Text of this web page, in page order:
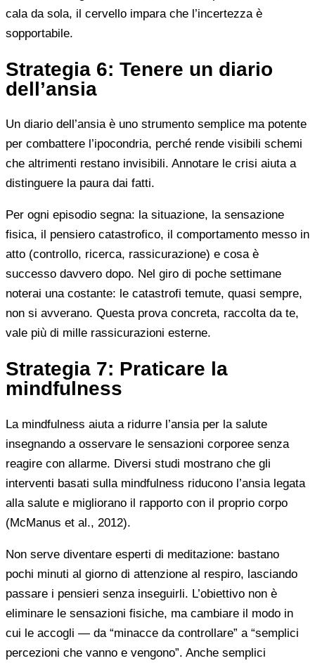
cala da sola, il cervello impara che l’incertezza è
sopportabile.
Strategia 6: Tenere un diario
dell’ansia
Un diario dell’ansia è uno strumento semplice ma potente
per combattere l’ipocondria, perché rende visibili schemi
che altrimenti restano invisibili. Annotare le crisi aiuta a
distinguere la paura dai fatti.
Per ogni episodio segna: la situazione, la sensazione
fisica, il pensiero catastrofico, il comportamento messo in
atto (controllo, ricerca, rassicurazione) e cosa è
successo davvero dopo. Nel giro di poche settimane
noterai una costante: le catastrofi temute, quasi sempre,
non si avverano. Questa prova concreta, raccolta da te,
vale più di mille rassicurazioni esterne.
Strategia 7: Praticare la
mindfulness
La mindfulness aiuta a ridurre l’ansia per la salute
insegnando a osservare le sensazioni corporee senza
reagire con allarme. Diversi studi mostrano che gli
interventi basati sulla mindfulness riducono l’ansia legata
alla salute e migliorano il rapporto con il proprio corpo
(McManus et al., 2012).
Non serve diventare esperti di meditazione: bastano
pochi minuti al giorno di attenzione al respiro, lasciando
passare i pensieri senza inseguirli. L’obiettivo non è
eliminare le sensazioni fisiche, ma cambiare il modo in
cui le accogli — da “minacce da controllare” a “semplici
percezioni che vanno e vengono”. Anche semplici